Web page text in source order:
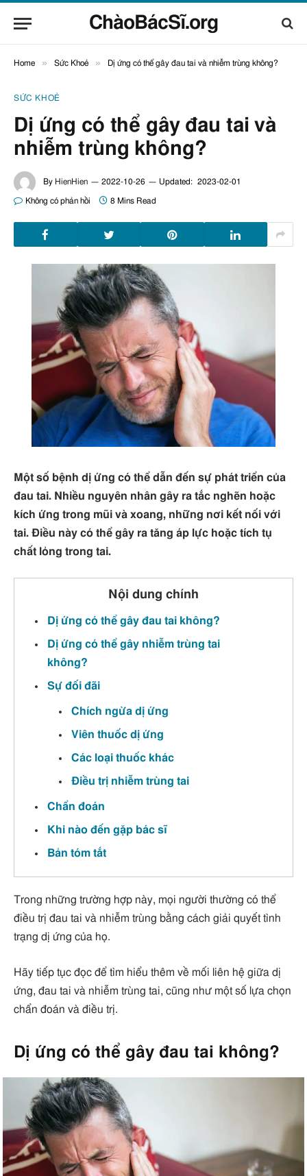
ChàoBácSĩ.org
Home » Sức Khoẻ » Dị ứng có thể gây đau tai và nhiễm trùng không?
SỨC KHOẺ
Dị ứng có thể gây đau tai và
nhiễm trùng không?
By HienHien 2022-10-26 Updated: 2023-02-01
Không có phản hồi 8 Mins Read
Một số bệnh dị ứng có thể dẫn đến sự phát triển của
đau tai. Nhiều nguyên nhân gây ra tắc nghẽn hoặc
kích ứng trong mũi và xoang, những nơi kết nối với
tai. Điều này có thể gây ra tăng áp lực hoặc tích tụ
chất lỏng trong tai.
Nội dung chính
Dị ứng có thể gây đau tai không?
Dị ứng có thể gây nhiễm trùng tai
không?
Sự đối đãi
Chích ngừa dị ứng
Viên thuốc dị ứng
Các loại thuốc khác
Điều trị nhiễm trùng tai
Chẩn đoán
Khi nào đến gặp bác sĩ
Bản tóm tắt
Trong những trường hợp này, mọi người thường có thể
điều trị đau tai và nhiễm trùng bằng cách giải quyết tình
trạng dị ứng của họ.
Hãy tiếp tục đọc để tìm hiểu thêm về mối liên hệ giữa dị
ứng, đau tai và nhiễm trùng tai, cũng như một số lựa chọn
chẩn đoán và điều trị.
Dị ứng có thể gây đau tai không?